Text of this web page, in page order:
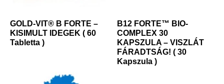
GOLD-VIT® B FORTE –
KISIMULT IDEGEK ( 60
Tabletta )
B12 FORTE™ BIO-
COMPLEX 30
KAPSZULA – VISZLÁT
FÁRADTSÁG! ( 30
Kapszula )